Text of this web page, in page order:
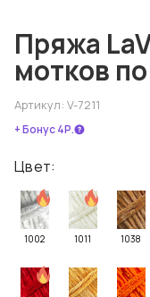
Пряжа
мотков
Артикул: V-7211
+ Бонус 4Р.
Цвет:
1002 1011 1038